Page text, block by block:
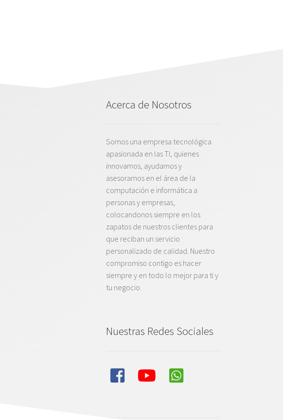
Acerca de Nosotros
Somos una empresa tecnológica
apasionada en las TI, quienes
innovamos, ayudamos y
asesoramos en el área de la
computación e informática a
personas y empresas,
colocandonos siempre en los
zapatos de nuestros clientes para
que reciban un servicio
personalizado de calidad. Nuestro
compromiso contigo es hacer
siempre y en todo lo mejor para ti y
tu negocio.
Nuestras Redes Sociales